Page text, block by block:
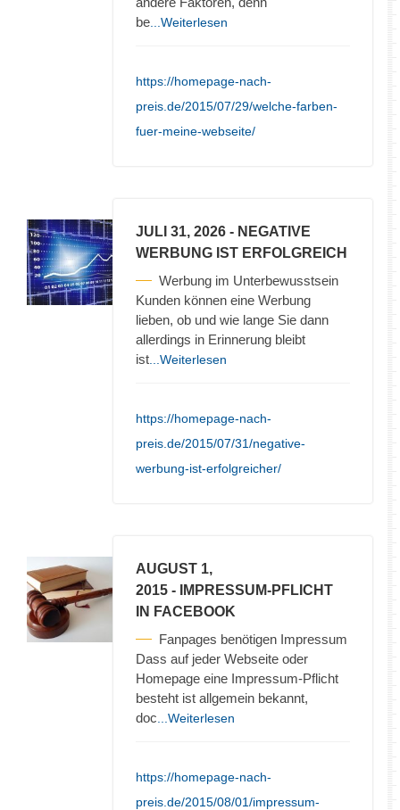
be ...Weiterlesen
https://homepage-nach-
preis.de/2015/07/29/welche-farben-
fuer-meine-webseite/
JULI 31, 2026 - NEGATIVE
WERBUNG IST ERFOLGREICH
Werbung im Unterbewusstsein
Kunden können eine Werbung
lieben, ob und wie lange Sie dann
allerdings in Erinnerung bleibt
ist ...Weiterlesen
https://homepage-nach-
preis.de/2015/07/31/negative-
werbung-ist-erfolgreicher/
AUGUST 1,
2015 - IMPRESSUM-PFLICHT
IN FACEBOOK
Fanpages benötigen Impressum
Dass auf jeder Webseite oder
Homepage eine Impressum-Pflicht
besteht ist allgemein bekannt,
doc ...Weiterlesen
https://homepage-nach-
preis.de/2015/08/01/impressum-